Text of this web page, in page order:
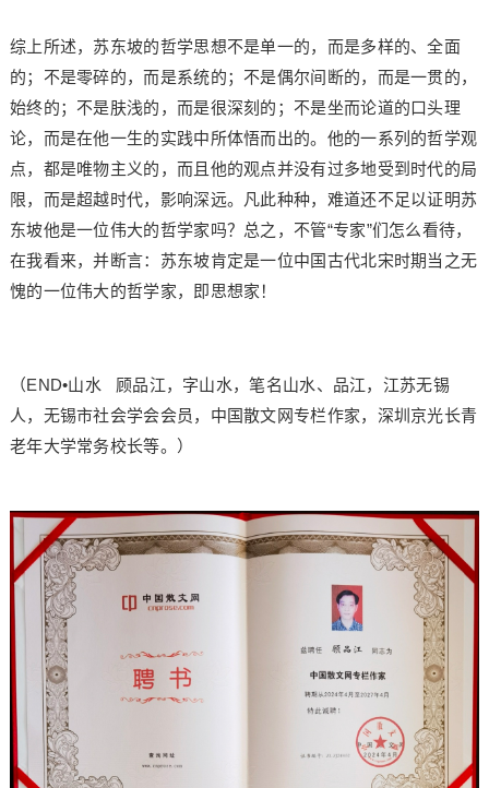
综上所述，苏东坡的哲学思想不是单一的，而是多样的、全面
的；不是零碎的，而是系统的；不是偶尔间断的，而是一贯的，
始终的；不是肤浅的，而是很深刻的；不是坐而论道的口头理
论，而是在他一生的实践中所体悟而出的。他的一系列的哲学观
点，都是唯物主义的，而且他的观点并没有过多地受到时代的局
限，而是超越时代，影响深远。凡此种种，难道还不足以证明苏
东坡他是一位伟大的哲学家吗？总之，不管“专家”们怎么看待，
在我看来，并断言：苏东坡肯定是一位中国古代北宋时期当之无
愧的一位伟大的哲学家，即思想家！
（END•山水 顾品江，字山水，笔名山水、品江，江苏无锡
人，无锡市社会学会会员，中国散文网专栏作家，深圳京光长青
老年大学常务校长等。）